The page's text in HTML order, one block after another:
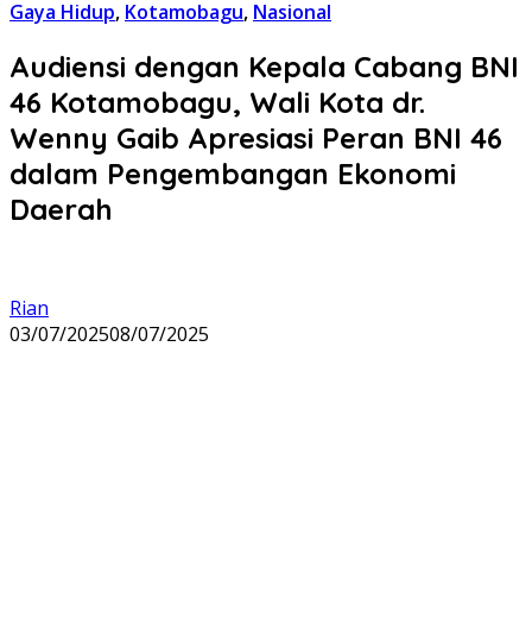
Gaya Hidup, Kotamobagu, Nasional
Audiensi dengan Kepala Cabang BNI
46 Kotamobagu, Wali Kota dr.
Wenny Gaib Apresiasi Peran BNI 46
dalam Pengembangan Ekonomi
Daerah
Rian
03/07/202508/07/2025